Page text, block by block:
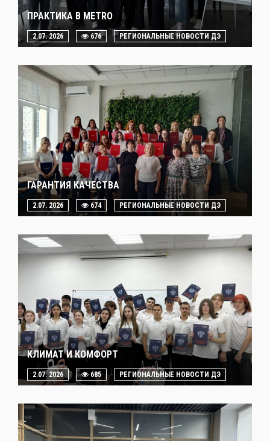
ПРАКТИКА В METRO
2.07. 2026 676 РЕГИОНАЛЬНЫЕ НОВОСТИ ДЭ
ГАРАНТИЯ КАЧЕСТВА
2.07. 2026 674 РЕГИОНАЛЬНЫЕ НОВОСТИ ДЭ
КЛИМАТ И КОМФОРТ
2.07. 2026 685 РЕГИОНАЛЬНЫЕ НОВОСТИ ДЭ